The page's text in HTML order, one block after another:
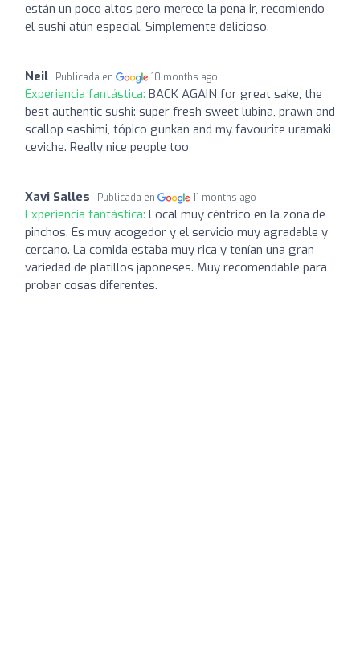
están un poco altos pero merece la pena ir, recomiendo
el sushi atún especial. Simplemente delicioso.
Neil Publicada en 10 months ago
Experiencia fantástica: BACK AGAIN for great sake, the
best authentic sushi: super fresh sweet lubina, prawn and
scallop sashimi, tópico gunkan and my favourite uramaki
ceviche. Really nice people too
Xavi Salles Publicada en 11 months ago
Experiencia fantástica: Local muy céntrico en la zona de
pinchos. Es muy acogedor y el servicio muy agradable y
cercano. La comida estaba muy rica y tenían una gran
variedad de platillos japoneses. Muy recomendable para
probar cosas diferentes.